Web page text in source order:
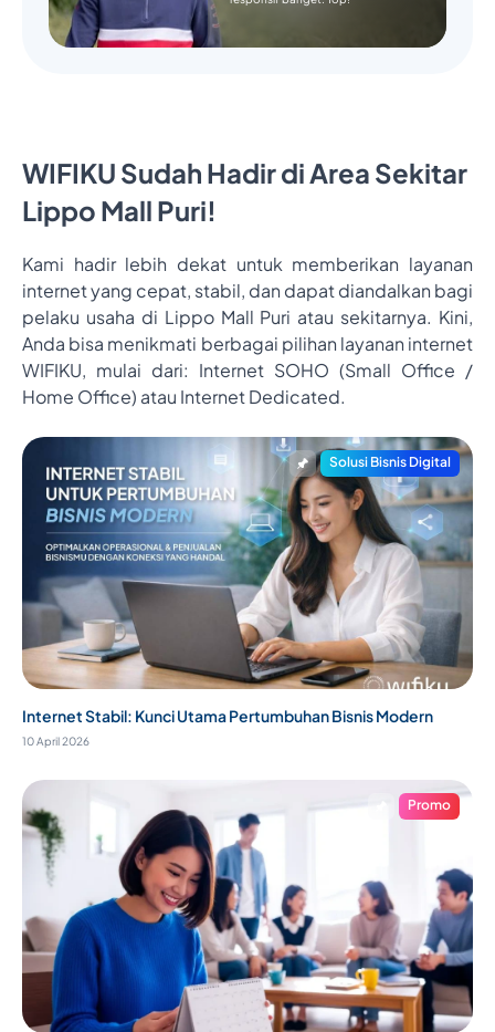
WIFIKU Sudah Hadir di Area Sekitar
Lippo Mall Puri!
Kami hadir lebih dekat untuk memberikan layanan
internet yang cepat, stabil, dan dapat diandalkan bagi
pelaku usaha di Lippo Mall Puri atau sekitarnya. Kini,
Anda bisa menikmati berbagai pilihan layanan internet
WIFIKU, mulai dari: Internet SOHO (Small Office /
Home Office) atau Internet Dedicated.
Solusi Bisnis Digital
Internet Stabil: Kunci Utama Pertumbuhan Bisnis Modern
10 April 2026
Promo